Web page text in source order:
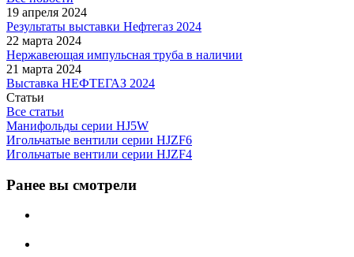
19 апреля 2024
Результаты выставки Нефтегаз 2024
22 марта 2024
Нержавеющая импульсная труба в наличии
21 марта 2024
Выставка НЕФТЕГАЗ 2024
Статьи
Все статьи
Манифольды серии HJ5W
Игольчатые вентили серии HJZF6
Игольчатые вентили серии HJZF4
Ранее вы смотрели